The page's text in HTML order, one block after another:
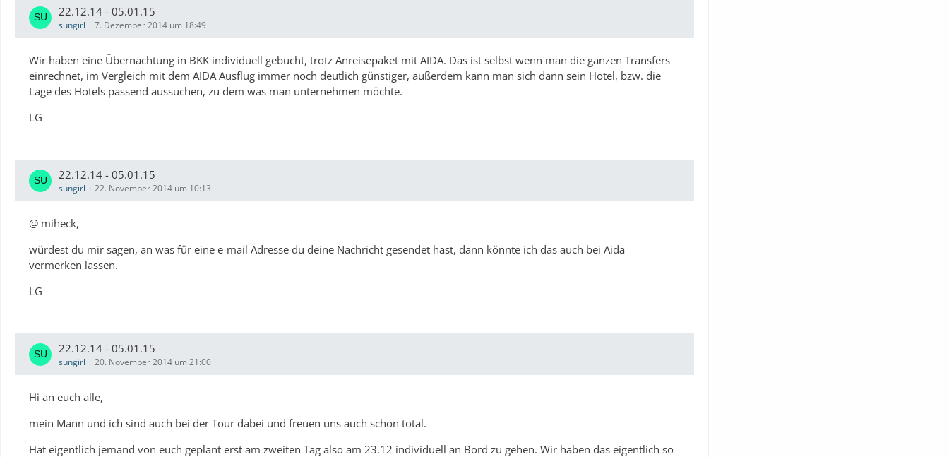
22.12.14 - 05.01.15
sungirl 7. Dezember 2014 um 18:49
Wir haben eine Übernachtung in BKK individuell gebucht, trotz Anreisepaket mit AIDA. Das ist selbst wenn man die ganzen Transfers
einrechnet, im Vergleich mit dem AIDA Ausflug immer noch deutlich günstiger, außerdem kann man sich dann sein Hotel, bzw. die
Lage des Hotels passend aussuchen, zu dem was man unternehmen möchte.
LG
22.12.14 - 05.01.15
sungirl 22. November 2014 um 10:13
@ miheck,
würdest du mir sagen, an was für eine e-mail Adresse du deine Nachricht gesendet hast, dann könnte ich das auch bei Aida
vermerken lassen.
LG
22.12.14 - 05.01.15
sungirl 20. November 2014 um 21:00
Hi an euch alle,
mein Mann und ich sind auch bei der Tour dabei und freuen uns auch schon total.
Hat eigentlich jemand von euch geplant erst am zweiten Tag also am 23.12 individuell an Bord zu gehen. Wir haben das eigentlich so